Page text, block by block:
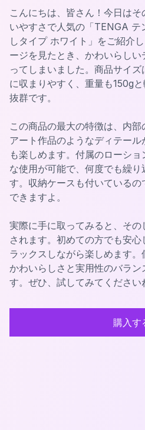
こんにちは、皆さん！今日は
いやすさで人気の「TENGA
しタイプ ホワイト」をご紹介
ージを見たとき、かわいらし
ってしまいました。商品サイ
に収まりやすく、重量も150g
抜群です。
この商品の最大の特徴は、内
アート作品のようなディテー
も楽しめます。付属のローシ
な使用が可能で、何度でも繰り
す。収納ケースも付いている
できますよ。
実際に手に取ってみると、そ
されます。初めての方でも安
ラックスしながら楽しめます
かわいらしさと実用性のバラン
す。ぜひ、試してみてください
購入す